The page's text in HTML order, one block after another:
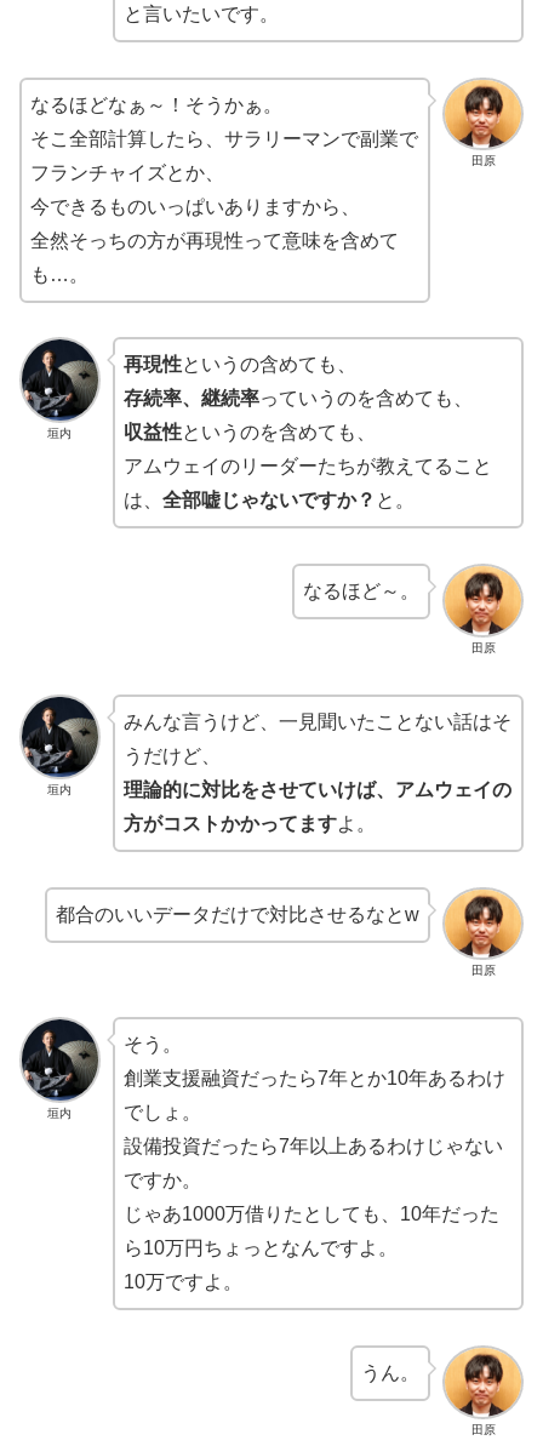
と言いたいです。
田原
なるほどなぁ～！そうかぁ。
そこ全部計算したら、サラリーマンで副業で
フランチャイズとか、
今できるものいっぱいありますから、
全然そっちの方が再現性って意味を含めて
も…。
垣内
再現性というの含めても、
存続率、継続率っていうのを含めても、
収益性というのを含めても、
アムウェイのリーダーたちが教えてること
は、 全部嘘じゃないですか？ と。
田原
なるほど～。
垣内
みんな言うけど、一見聞いたことない話はそ
うだけど、
理論的に対比をさせていけば、アムウェイの
方がコストかかってますよ。
田原
都合のいいデータだけで対比させるなとw
垣内
そう。
創業支援融資だったら7年とか10年あるわけ
でしょ。
設備投資だったら7年以上あるわけじゃない
ですか。
じゃあ1000万借りたとしても、10年だった
ら10万円ちょっとなんですよ。
10万ですよ。
田原
うん。